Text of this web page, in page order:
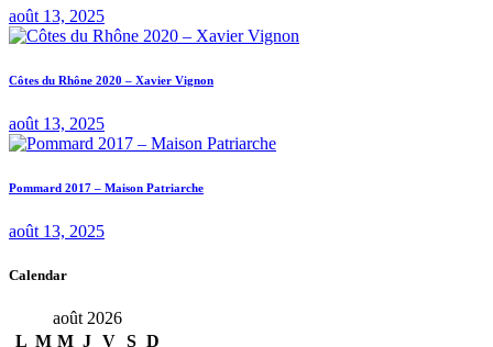
août 13, 2025
Côtes du Rhône 2020 – Xavier Vignon
août 13, 2025
Pommard 2017 – Maison Patriarche
août 13, 2025
Calendar
août 2026
L M M J V S D